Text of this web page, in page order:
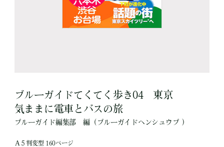
ブルーガイドてくてく歩き04 東京
気ままに電車とバスの旅
ブルーガイド編集部 編（ブルーガイドヘンシュウブ ）
Ａ５判変型 160ページ